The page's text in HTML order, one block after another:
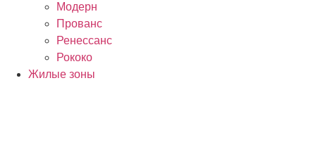
Модерн
Прованс
Ренессанс
Рококо
Жилые зоны